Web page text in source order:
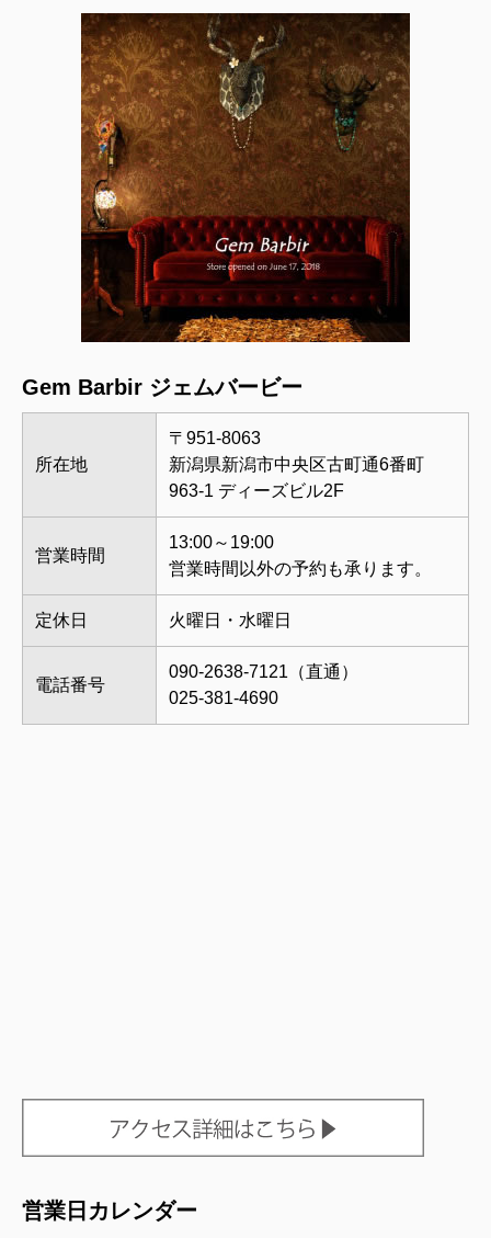
Gem Barbir ジェムバービー
所在地
〒951-8063
新潟県新潟市中央区古町通6番町
963-1 ディーズビル2F
営業時間
13:00～19:00
営業時間以外の予約も承ります。
定休日 火曜日・水曜日
電話番号
090-2638-7121（直通）
025-381-4690
営業日カレンダー